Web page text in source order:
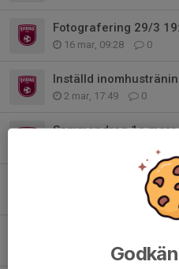
Fotografering 29/3
16 mar, 09:28 0
Inställd
2 mar, 17:49 0
Sammandrag 1e
Sammandrag 15e
0
9 jan, 21:29 0